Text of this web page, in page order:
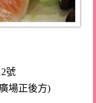
號
場正後方)